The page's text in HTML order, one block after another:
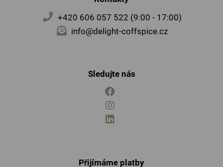
+420 606 057 522 (9:00 - 17:00)
info@delight-coffspice.cz
Sledujte nás
Přijímáme platby